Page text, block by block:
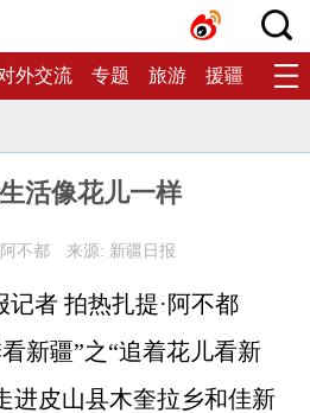
外交流 专题 旅游 援疆 生态
活像花儿一样
不都 来源: 新疆日报
者 拍热扎提·阿不都
新疆”之“追着花儿看新
进皮山县木奎拉乡和佳新